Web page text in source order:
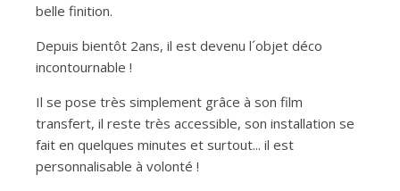
belle finition.
Depuis bientôt 2ans, il est devenu l´objet déco
incontournable !
Il se pose très simplement grâce à son film
transfert, il reste très accessible, son installation se
fait en quelques minutes et surtout... il est
personnalisable à volonté !